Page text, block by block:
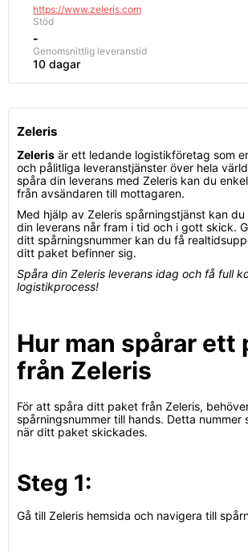
https://www.zeleris.com
Stöd
-
Genomsnittlig leveranstid
10 dagar
Zeleris
Zeleris är ett ledande logistikföretag som
och pålitliga leveranstjänster över hela
spåra din leverans med Zeleris kan du
från avsändaren till mottagaren.
Med hjälp av Zeleris spårningstjänst kan
din leverans når fram i tid och i gott skick.
ditt spårningsnummer kan du få
ditt paket befinner sig.
Spåra din Zeleris leverans idag och få full
logistikprocess!
Hur man spårar ett
från Zeleris
För att spåra ditt paket från Zeleris,
spårningsnummer till hands. Detta nummer
när ditt paket skickades.
Steg 1:
Gå till Zeleris hemsida och navigera till